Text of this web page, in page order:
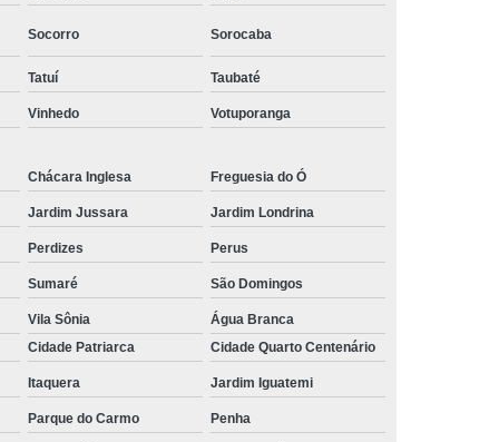
Socorro Sorocaba
Tatuí Taubaté
Vinhedo Votuporanga
Chácara Inglesa Freguesia do Ó
Jardim Jussara Jardim Londrina
Perdizes Perus
Sumaré São Domingos
Vila Sônia
Água Branca
Cidade Patriarca Cidade Quarto Centenário
Itaquera Jardim Iguatemi
Parque do Carmo Penha